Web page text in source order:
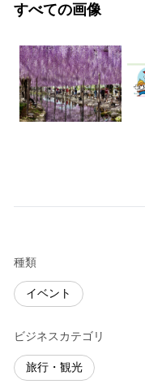
すべての画像
種類
イベント
ビジネスカテゴリ
旅行・観光